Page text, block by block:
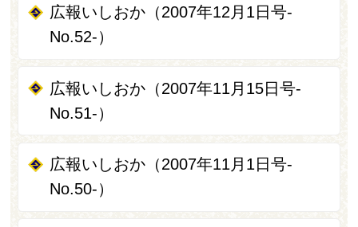
広報いしおか（2007年12月1日号-
No.52-）
広報いしおか（2007年11月15日号-
No.51-）
広報いしおか（2007年11月1日号-
No.50-）